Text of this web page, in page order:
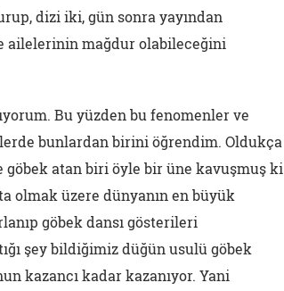
dizi iki, gün sonra yayından
ailelerinin mağdur olabileceğini
Bu yüzden bu fenomenler ve
bunlardan birini öğrendim. Oldukça
göbek atan biri öyle bir üne kavuşmuş ki
olmak üzere dünyanın en büyük
göbek dansı gösterileri
şey bildiğimiz düğün usulü göbek
kazancı kadar kazanıyor. Yani